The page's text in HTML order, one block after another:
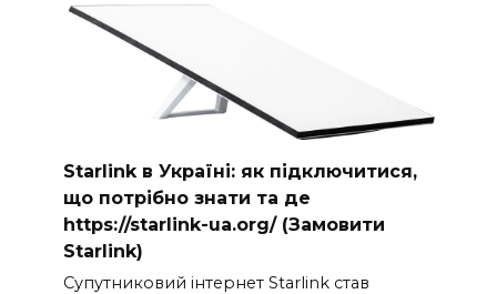
Starlink в Україні: як підключитися,
що потрібно знати та де
https://starlink-ua.org/ (Замовити
Starlink)
Супутниковий інтернет Starlink став